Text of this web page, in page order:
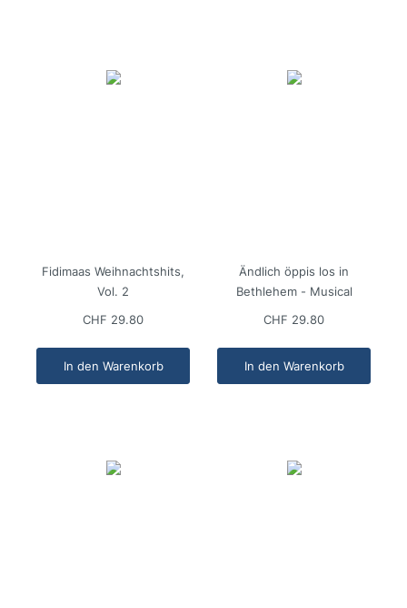
Fidimaas Weihnachtshits,
Vol. 2
CHF 29.80
In den Warenkorb
Ändlich öppis los in
Bethlehem - Musical
CHF 29.80
In den Warenkorb